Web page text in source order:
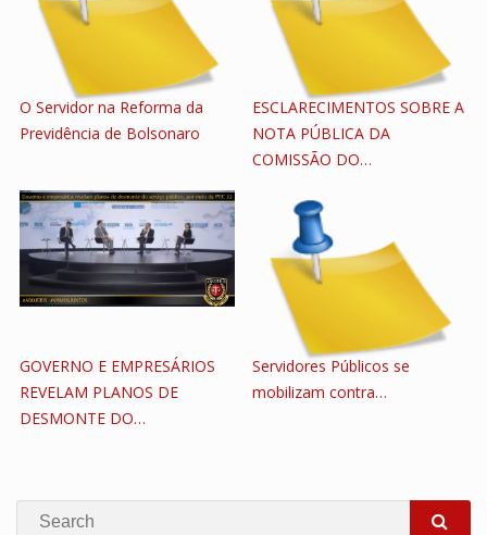
O Servidor na Reforma da
Previdência de Bolsonaro
ESCLARECIMENTOS SOBRE A
NOTA PÚBLICA DA
COMISSÃO DO…
GOVERNO E EMPRESÁRIOS
REVELAM PLANOS DE
DESMONTE DO…
Servidores Públicos se
mobilizam contra…
Search